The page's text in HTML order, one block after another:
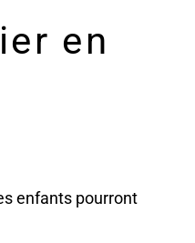
en
enfants pourront